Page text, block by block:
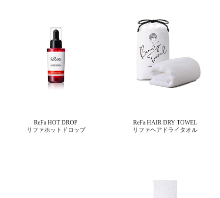
ReFa HOT DROP
リファホットドロップ
ReFa HAIR DRY TOWEL
リファヘアドライタオル